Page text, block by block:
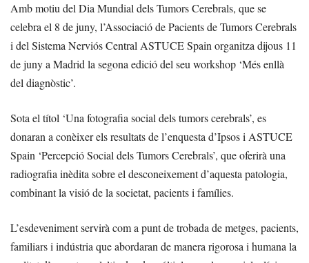
Amb motiu del Dia Mundial dels Tumors Cerebrals, que se
celebra el 8 de juny, l’Associació de Pacients de Tumors Cerebrals
i del Sistema Nerviós Central ASTUCE Spain organitza dijous 11
de juny a Madrid la segona edició del seu workshop ‘Més enllà
del diagnòstic’.
Sota el títol ‘Una fotografia social dels tumors cerebrals’, es
donaran a conèixer els resultats de l’enquesta d’Ipsos i ASTUCE
Spain ‘Percepció Social dels Tumors Cerebrals’, que oferirà una
radiografia inèdita sobre el desconeixement d’aquesta patologia,
combinant la visió de la societat, pacients i famílies.
L’esdeveniment servirà com a punt de trobada de metges, pacients,
familiars i indústria que abordaran de manera rigorosa i humana la